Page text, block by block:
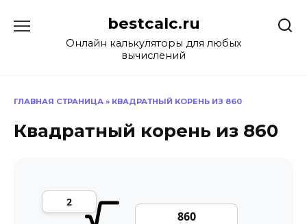
содержанию
bestcalc.ru
Онлайн калькуляторы для любых
вычислений
ГЛАВНАЯ СТРАНИЦА » КВАДРАТНЫЙ КОРЕНЬ ИЗ 860
Квадратный корень из 860